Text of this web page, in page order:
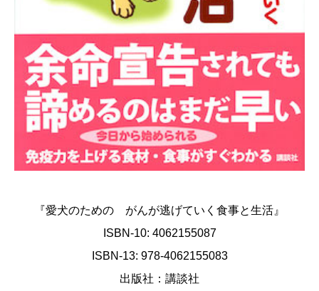
ケース別対応窓口
病院概要
バイオレゾナンストリートメントとは
個別プログラム
季節パック
ペットアカデミー
獣医師から学ぶペットのための通信講座
ペット食育協会
獣医学と栄養学の適切な知識の普及
『愛犬のための がんが逃げていく食事と生活』
ISBN-10: 4062155087
ISBN-13: 978-4062155083
出版社：講談社